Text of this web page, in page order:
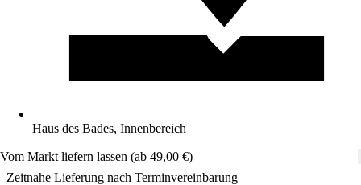
Haus des Bades, Innenbereich
Vom Markt liefern lassen (ab 49,00 €)
Zeitnahe Lieferung nach Terminvereinbarung